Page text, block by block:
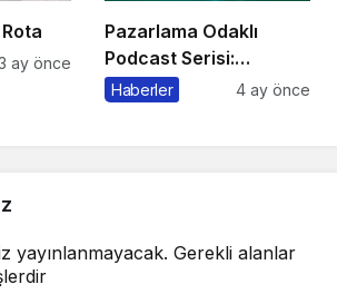
ay önce
Pazarlama Odaklı
Podcast Serisi:
Pazarlama Sohbetleri
Haberler 4 ay önce
yayınlanmayacak. Gerekli alanlar